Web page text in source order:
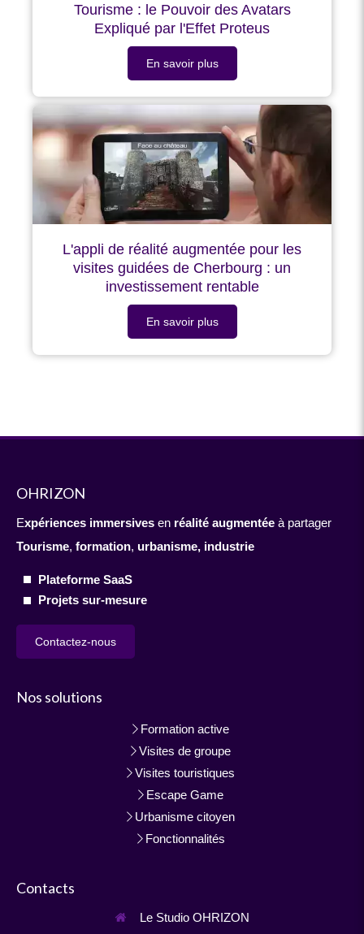
Tourisme : le Pouvoir des Avatars
Expliqué par l'Effet Proteus
En savoir plus
L'appli de réalité augmentée pour les
visites guidées de Cherbourg : un
investissement rentable
En savoir plus
OHRIZON
Expériences immersives en réalité augmentée à partager
Tourisme, formation, urbanisme, industrie
Plateforme SaaS
Projets sur-mesure
Contactez-nous
Nos solutions
Formation active
Visites de groupe
Visites touristiques
Escape Game
Urbanisme citoyen
Fonctionnalités
Contacts
Le Studio OHRIZON